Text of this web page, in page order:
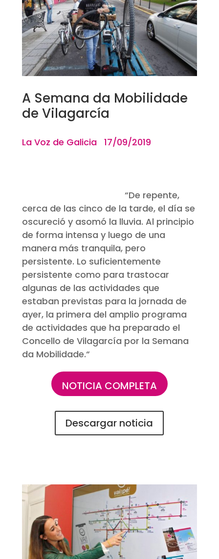
A Semana da Mobilidade
de Vilagarcía
La Voz de Galicia 17/09/2019
“De repente,
cerca de las cinco de la tarde, el día se
oscureció y asomó la lluvia. Al principio
de forma intensa y luego de una
manera más tranquila, pero
persistente. Lo suficientemente
persistente como para trastocar
algunas de las actividades que
estaban previstas para la jornada de
ayer, la primera del amplio programa
de actividades que ha preparado el
Concello de Vilagarcía por la Semana
da Mobilidade.“
NOTICIA COMPLETA
Descargar noticia